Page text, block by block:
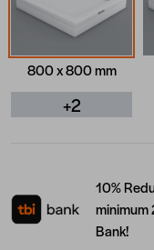
800 x 800 mm
+2
10%
minimum
Bank!